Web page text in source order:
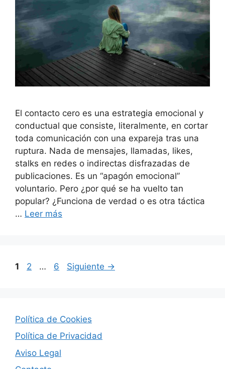
El contacto cero es una estrategia emocional y
conductual que consiste, literalmente, en cortar
toda comunicación con una expareja tras una
ruptura. Nada de mensajes, llamadas, likes,
stalks en redes o indirectas disfrazadas de
publicaciones. Es un “apagón emocional”
voluntario. Pero ¿por qué se ha vuelto tan
popular? ¿Funciona de verdad o es otra táctica
… Leer más
Página
1 Página
2 … Página
6 Siguiente →
Política de Cookies
Política de Privacidad
Aviso Legal